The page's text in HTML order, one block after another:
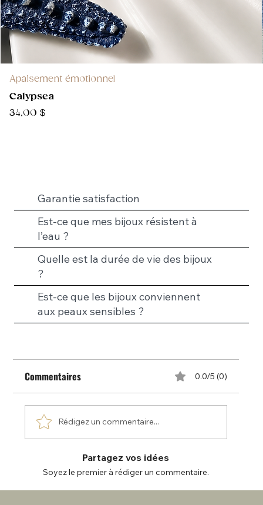
Apaisement émotionnel
Calypsea
Prix
34,00 $
Garantie satisfaction
Est-ce que mes bijoux résistent à
l’eau ?
Quelle est la durée de vie des bijoux
?
Est-ce que les bijoux conviennent
aux peaux sensibles ?
Commentaires 0.0/5 (0)
Rédigez un commentaire...
Partagez vos idées
Soyez le premier à rédiger un commentaire.